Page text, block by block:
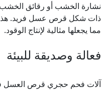
نشارة الخشب أو رقائق الخشب
ذات شكل قرص عسل فريد. هذه
مما يجعلها مثالية لإنتاج الوقود.
فعالة وصديقة للبيئة
آلات فحم حجري قرص العسل